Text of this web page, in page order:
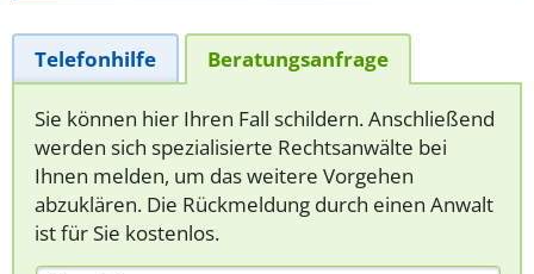
Telefonhilfe Beratungsanfrage
Sie können hier Ihren Fall schildern. Anschließend
werden sich spezialisierte Rechtsanwälte bei
Ihnen melden, um das weitere Vorgehen
abzuklären. Die Rückmeldung durch einen Anwalt
ist für Sie kostenlos.